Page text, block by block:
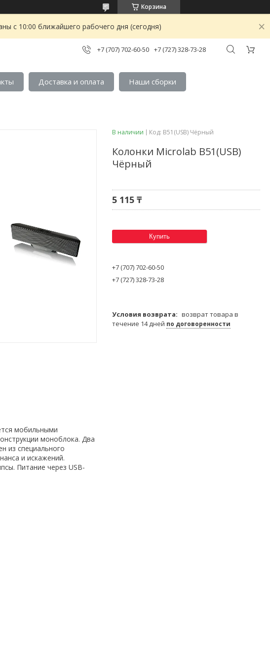
Корзина
с 10:00 ближайшего рабочего дня (сегодня)
+7 (707) 702-60-50 +7 (727) 328-73-28
Доставка и оплата Наши сборки
мобильными
моноблока. Два
из специального
и искажений.
Питание через USB-
В наличии Код: B51(USB) Чёрный
Колонки Microlab B51(USB)
Чёрный
5 115 ₸
Купить
+7 (707) 702-60-50
+7 (727) 328-73-28
возврат товара в
течение 14 дней по договоренности